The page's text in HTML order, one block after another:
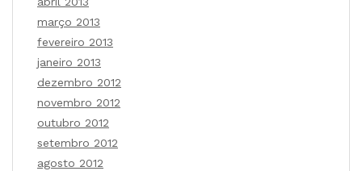
março 2013
fevereiro 2013
janeiro 2013
dezembro 2012
novembro 2012
outubro 2012
setembro 2012
agosto 2012